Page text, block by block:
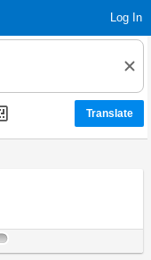
Log In